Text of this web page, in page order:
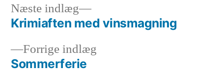
Indlægsnavigation
Forrige indlæg
Sommerferie
Næste indlæg
Next
post:
Krimiaften med vinsmagning